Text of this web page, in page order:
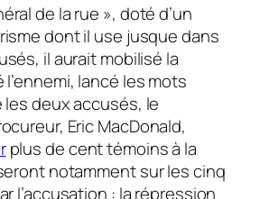
de la rue », doté d’un
dont il use jusque dans
il aurait mobilisé la
lancé les mots
les deux accusés, le
Eric MacDonald,
plus de cent témoins à la
notamment sur les cinq
l’accusation : la répression